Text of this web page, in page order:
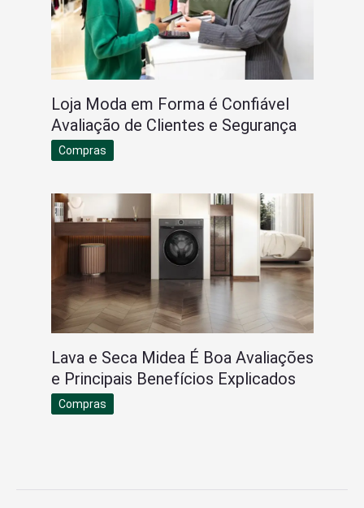
Loja Moda em Forma é Confiável
Avaliação de Clientes e Segurança
Compras
Lava e Seca Midea É Boa Avaliações
e Principais Benefícios Explicados
Compras